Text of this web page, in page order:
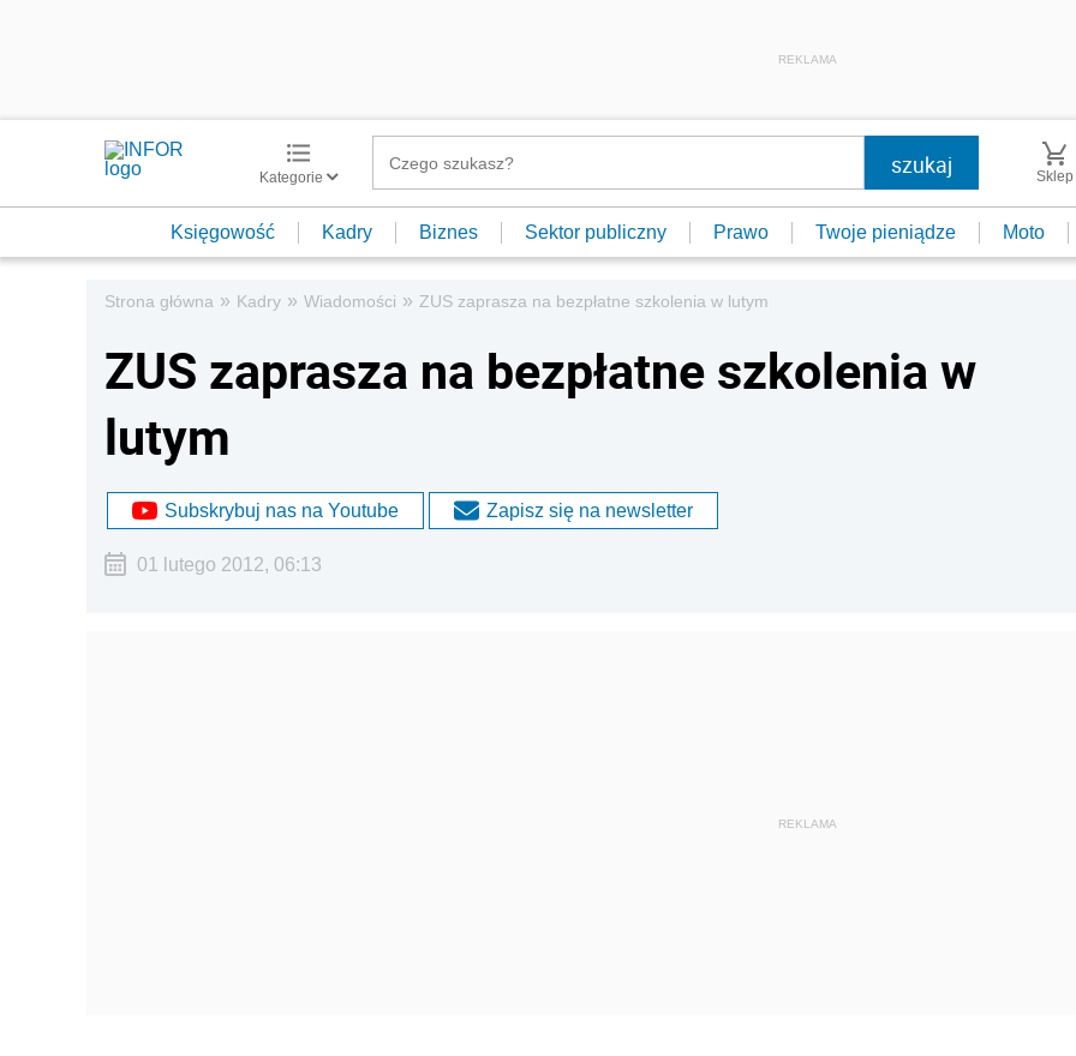
REKLAMA
Kategorie Sklep
Księgowość Kadry Biznes Sektor publiczny Prawo Twoje pieniądze Moto
Strona główna » Kadry » Wiadomości » ZUS zaprasza na bezpłatne szkolenia w lutym
ZUS zaprasza na bezpłatne szkolenia w
lutym
Subskrybuj nas na Youtube Zapisz się na newsletter
01 lutego 2012, 06:13